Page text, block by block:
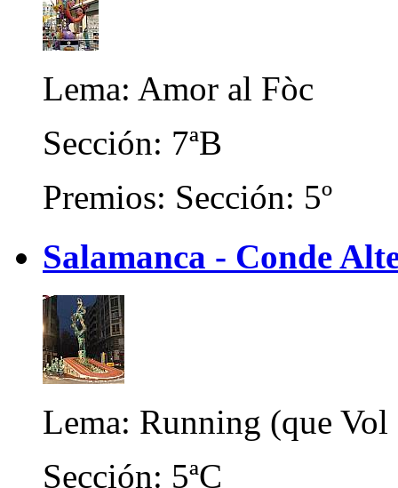
Lema: Amor al Fòc
Sección: 7ªB
Premios: Sección: 5º
Salamanca - Conde
Lema: Running (que
Sección: 5ªC